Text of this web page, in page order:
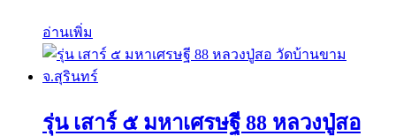
อ่านเพิ่ม
รุ่น เสาร์ ๕ มหาเศรษฐี 88 หลวงปู่สอ